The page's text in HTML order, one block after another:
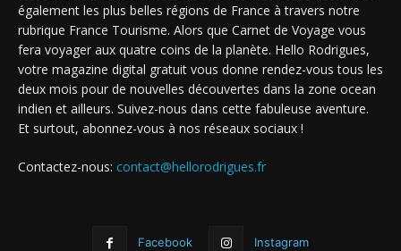
également les plus belles régions de France à travers notre
rubrique France Tourisme. Alors que Carnet de Voyage vous
fera voyager aux quatre coins de la planète. Hello Rodrigues,
votre magazine digital gratuit vous donne rendez-vous tous les
deux mois pour de nouvelles découvertes dans la zone ocean
indien et ailleurs. Suivez-nous dans cette fabuleuse aventure.
Et surtout, abonnez-vous à nos réseaux sociaux !
Contactez-nous: contact@hellorodrigues.fr
Facebook Instagram